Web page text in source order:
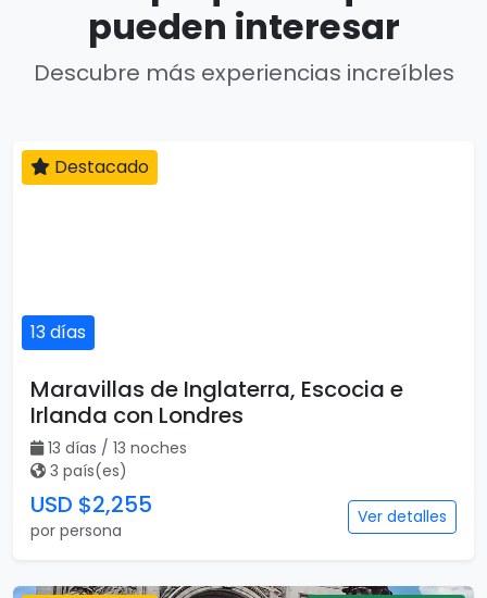
pueden interesar
Descubre más experiencias increíbles
13 días
Destacado
Maravillas de Inglaterra, Escocia e
Irlanda con Londres
13 días / 13 noches
3 país(es)
USD $2,255
por persona
Ver detalles